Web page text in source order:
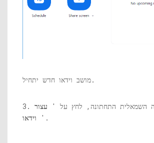
מושב וידאו חדש יתחיל.
השמאלית התחתונה, לחץ על ' עצור
וידאו '.